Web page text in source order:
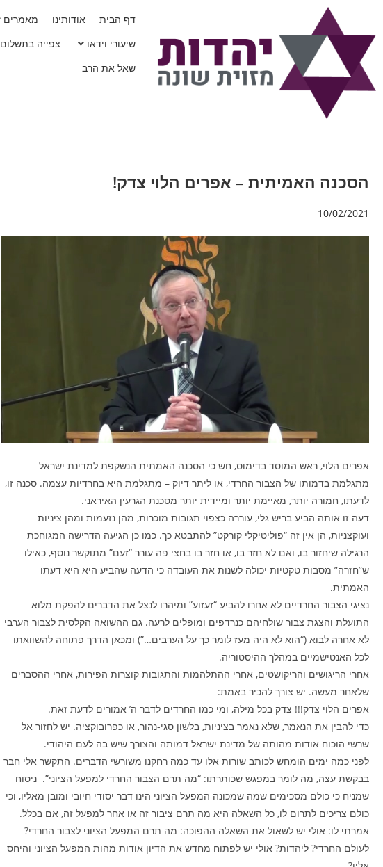
דף הבית אודותינו
מאמרים
שיעורי וידאו
צפייה בתשלום
שאל את הרב
הסכנה האמיתית – אפרים הלוי צדק!
10/02/2021
אפרים הלוי, ראש המוסד בדימוס, חש כי הסכנה האמתית הנשקפת למדינת ישראל
מתגלמת בדמותו של הצבור החרדי, או ליתר דיוק – מתגלמת היא בחרדיות עצמה. סכנה זו,
לדעתו, חמורה יותר, מאיימת יותר ומיידית יותר מסכנת הגרעין האיראני.
דעה זו אותה הביע בריש גלי, עוררה כצפוי תגובות מוכרות, מהן נזעמות ומהן ציניות
ועוקצניות, הן אין זה “פוליטיקלי קורקט” להתבטא כך. כמו כן הגיעה הדרישה המגוחכת
הרגילה שיחזור בו, ואם לא חזר בו, או חזר בו בחצי פה עורר “זעם” מתוקשר נוסף, כאילו
ש”חזרה” מסבות טקטיות יכולה לשנות את העובדה כי הדעה שהביע היא היא דעתו
האמתית.
נציגי הצבור החרדיים לא אחרו להביע “זעזוע” ומיהרו לנצל את הדברים להפקת מלוא
התועלת והצגת צבור שולחיהם כנרדפים ומופלים לרעה. גם ההשואה הקלסית לצבור הערבי
לא אחרה לבוא (“הוא לא היה מעז לומר כך על הערבים…”) ומכאן הדרך פתוחה להשוואתו
לכל האנטישמיים במהלך ההיסטוריה.
אחרי הריגושים והריקושטים, אחרי ההתלהמות והתגובות קוצרות הפירות, אחרי ההסברים
שלאחר מעשה. יש צורך להכיר באמת:
אפרים הלוי צדק!!! צדק בכל מילה, ומי כמו החרדים לדבר ה’ אמורים לדעת זאת.
כדי להבין את הנאמר, שלא נאמר בציניות, בלשון סגי-נהור, או כפרובוקציה. יש לחזור אל
שרשי הוכוח אודות מהותה של מדינת ישראל דמותה והצורך שיש בה לעם היהודי.
לפני כמה ימים הומחש לכותב שורות אלו עד כמה רחקנו משורשי הדברים. התקשר אלי חבר
בבקשת עצה, מה לומר במפגש שכותרתו: “מה תרם הצבור החרדי למפעל הציוני”. ניסוח
שמניח כי כולם מסכימים שמה שמכונה המפעל הציוני הינו דבר יסודי חיובי ומובן מאליו, וכי
כולם צריכים לתרום לו, כל השאלה היא מה תרם ציבור זה או אחר למפעל זה, אם בכלל.
אמרתי לו: אולי יש לשאול את השאלה ההפוכה: מה תרם המפעל הציוני לצבור החרדי?
לעולם החרדי? ליהדות? אולי יש לפתוח מחדש את הדיון אודות מהות המפעל הציוני והיחס